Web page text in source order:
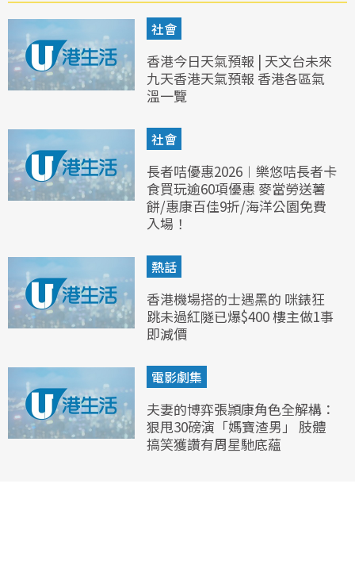
社會
香港今日天氣預報 | 天文台未來
九天香港天氣預報 香港各區氣
溫一覽
社會
長者咭優惠2026︱樂悠咭長者卡
食買玩逾60項優惠 麥當勞送薯
餅/惠康百佳9折/海洋公園免費
入場！
熱話
香港機場搭的士遇黑的 咪錶狂
跳未過紅隧已爆$400 樓主做1事
即減價
電影劇集
夫妻的博弈張頴康角色全解構：
狠甩30磅演「媽寶渣男」 肢體
搞笑獲讚有周星馳底蘊